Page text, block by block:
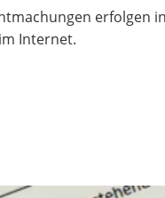
erfolgen
Internet.